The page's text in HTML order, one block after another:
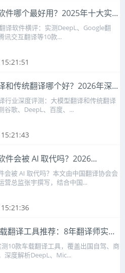
件哪个最好用？2025年十大实...
译软件横评：实测DeepL、Google翻
讯交互翻译等10款...
和传统翻译哪个好？2026年深...
行业深度评测：大模型翻译和传统翻译
谷歌、DeepL、百度、...
件会被 AI 取代吗？2026...
会被 AI 取代吗？本文由中国翻译协会会
营总监张宇撰写，结合中国...
翻译工具推荐：8年翻译师实...
10款车载翻译工具，覆盖出国自驾、商
深度解析DeepL、Mic...